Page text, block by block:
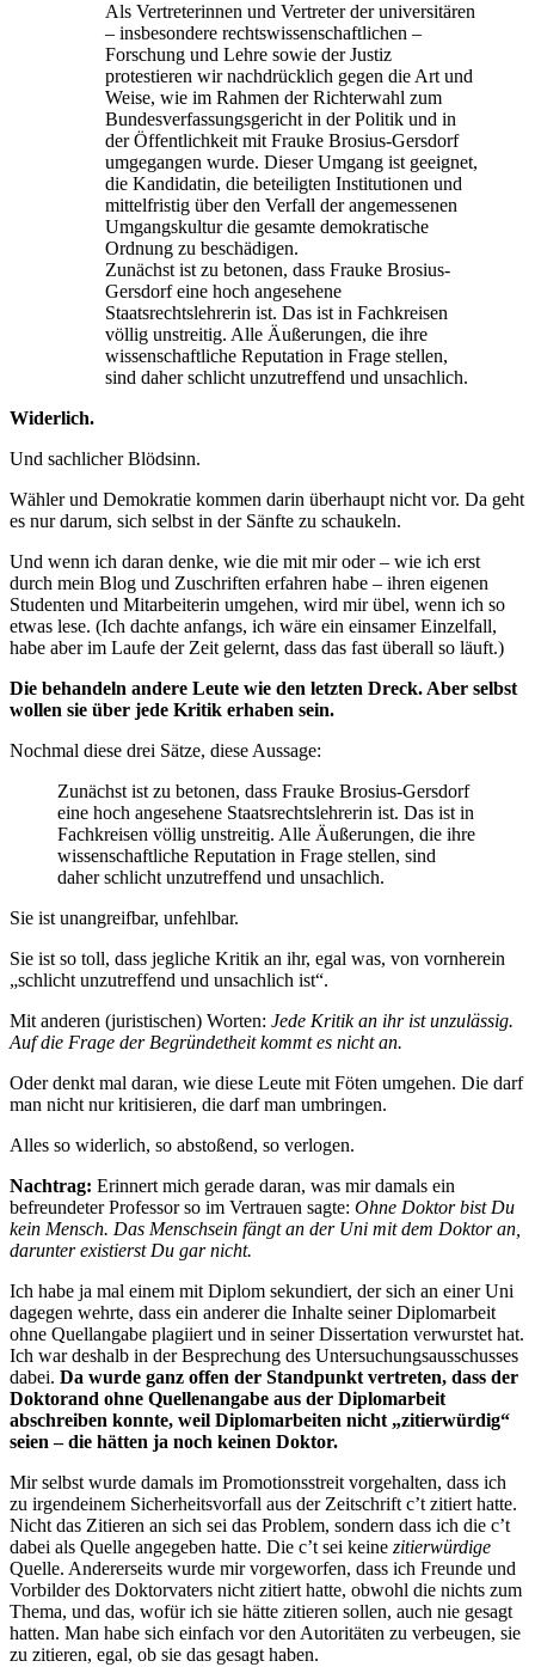
Als Vertreterinnen und Vertreter der universitären
– insbesondere rechtswissenschaftlichen –
Forschung und Lehre sowie der Justiz
protestieren wir nachdrücklich gegen die Art und
Weise, wie im Rahmen der Richterwahl zum
Bundesverfassungsgericht in der Politik und in
der Öffentlichkeit mit Frauke Brosius-Gersdorf
umgegangen wurde. Dieser Umgang ist geeignet,
die Kandidatin, die beteiligten Institutionen und
mittelfristig über den Verfall der angemessenen
Umgangskultur die gesamte demokratische
Ordnung zu beschädigen.
Zunächst ist zu betonen, dass Frauke Brosius-
Gersdorf eine hoch angesehene
Staatsrechtslehrerin ist. Das ist in Fachkreisen
völlig unstreitig. Alle Äußerungen, die ihre
wissenschaftliche Reputation in Frage stellen,
sind daher schlicht unzutreffend und unsachlich.
Widerlich.
Und sachlicher Blödsinn.
Wähler und Demokratie kommen darin überhaupt nicht vor. Da geht
es nur darum, sich selbst in der Sänfte zu schaukeln.
Und wenn ich daran denke, wie die mit mir oder – wie ich erst
durch mein Blog und Zuschriften erfahren habe – ihren eigenen
Studenten und Mitarbeiterin umgehen, wird mir übel, wenn ich so
etwas lese. (Ich dachte anfangs, ich wäre ein einsamer Einzelfall,
habe aber im Laufe der Zeit gelernt, dass das fast überall so läuft.)
Die behandeln andere Leute wie den letzten Dreck. Aber selbst
wollen sie über jede Kritik erhaben sein.
Nochmal diese drei Sätze, diese Aussage:
Zunächst ist zu betonen, dass Frauke Brosius-Gersdorf
eine hoch angesehene Staatsrechtslehrerin ist. Das ist in
Fachkreisen völlig unstreitig. Alle Äußerungen, die ihre
wissenschaftliche Reputation in Frage stellen, sind
daher schlicht unzutreffend und unsachlich.
Sie ist unangreifbar, unfehlbar.
Sie ist so toll, dass jegliche Kritik an ihr, egal was, von vornherein
„schlicht unzutreffend und unsachlich ist“.
Mit anderen (juristischen) Worten: Jede Kritik an ihr ist unzulässig.
Auf die Frage der Begründetheit kommt es nicht an.
Oder denkt mal daran, wie diese Leute mit Föten umgehen. Die darf
man nicht nur kritisieren, die darf man umbringen.
Alles so widerlich, so abstoßend, so verlogen.
Nachtrag: Erinnert mich gerade daran, was mir damals ein
befreundeter Professor so im Vertrauen sagte: Ohne Doktor bist Du
kein Mensch. Das Menschsein fängt an der Uni mit dem Doktor an,
darunter existierst Du gar nicht.
Ich habe ja mal einem mit Diplom sekundiert, der sich an einer Uni
dagegen wehrte, dass ein anderer die Inhalte seiner Diplomarbeit
ohne Quellangabe plagiiert und in seiner Dissertation verwurstet hat.
Ich war deshalb in der Besprechung des Untersuchungsausschusses
dabei. Da wurde ganz offen der Standpunkt vertreten, dass der
Doktorand ohne Quellenangabe aus der Diplomarbeit
abschreiben konnte, weil Diplomarbeiten nicht „zitierwürdig“
seien – die hätten ja noch keinen Doktor.
Mir selbst wurde damals im Promotionsstreit vorgehalten, dass ich
zu irgendeinem Sicherheitsvorfall aus der Zeitschrift c’t zitiert hatte.
Nicht das Zitieren an sich sei das Problem, sondern dass ich die c’t
dabei als Quelle angegeben hatte. Die c’t sei keine zitierwürdige
Quelle. Andererseits wurde mir vorgeworfen, dass ich Freunde und
Vorbilder des Doktorvaters nicht zitiert hatte, obwohl die nichts zum
Thema, und das, wofür ich sie hätte zitieren sollen, auch nie gesagt
hatten. Man habe sich einfach vor den Autoritäten zu verbeugen, sie
zu zitieren, egal, ob sie das gesagt haben.